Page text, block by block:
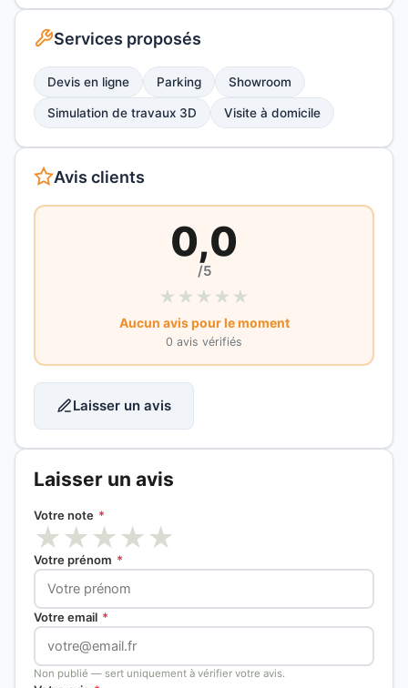
Services proposés
Devis en ligne Parking Showroom
Simulation de travaux 3D Visite à domicile
Avis clients
0,0
/5
★ ★ ★ ★ ★
Aucun avis pour le moment
0 avis vérifiés
Laisser un avis
Laisser un avis
Votre note *
★★★★★
Votre prénom *
Votre email *
Non publié — sert uniquement à vérifier votre avis.